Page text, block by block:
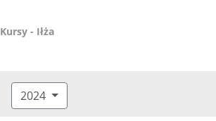
Kursy - Iłża
2024